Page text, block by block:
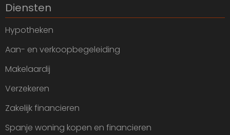
Diensten
Hypotheken
Aan- en verkoopbegeleiding
Makelaardij
Verzekeren
Zakelijk financieren
Spanje woning kopen en financieren